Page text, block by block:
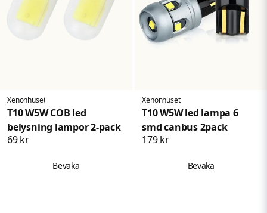
Xenonhuset
T10 W5W COB led
belysning lampor 2-pack
69 kr
Bevaka
Xenonhuset
T10 W5W led lampa 6
smd canbus 2pack
179 kr
Bevaka